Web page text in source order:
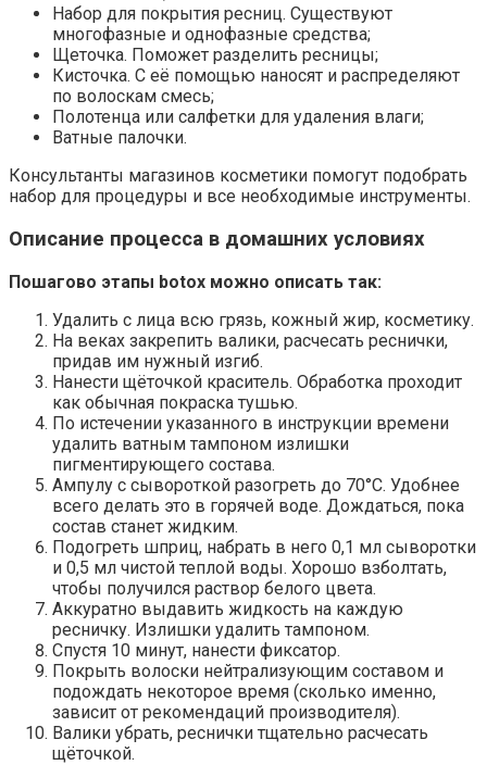
Набор для покрытия ресниц. Существуют
многофазные и однофазные средства;
Щеточка. Поможет разделить ресницы;
Кисточка. С её помощью наносят и распределяют
по волоскам смесь;
Полотенца или салфетки для удаления влаги;
Ватные палочки.
Консультанты магазинов косметики помогут подобрать
набор для процедуры и все необходимые инструменты.
Описание процесса в домашних условиях
Пошагово этапы botox можно описать так:
Удалить с лица всю грязь, кожный жир, косметику.
На веках закрепить валики, расчесать реснички,
придав им нужный изгиб.
Нанести щёточкой краситель. Обработка проходит
как обычная покраска тушью.
По истечении указанного в инструкции времени
удалить ватным тампоном излишки
пигментирующего состава.
Ампулу с сывороткой разогреть до 70°С. Удобнее
всего делать это в горячей воде. Дождаться, пока
состав станет жидким.
Подогреть шприц, набрать в него 0,1 мл сыворотки
и 0,5 мл чистой теплой воды. Хорошо взболтать,
чтобы получился раствор белого цвета.
Аккуратно выдавить жидкость на каждую
ресничку. Излишки удалить тампоном.
Спустя 10 минут, нанести фиксатор.
Покрыть волоски нейтрализующим составом и
подождать некоторое время (сколько именно,
зависит от рекомендаций производителя).
Валики убрать, реснички тщательно расчесать
щёточкой.